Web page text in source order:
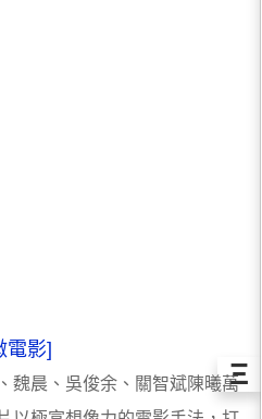
電影]
魏晨、吳俊余、關智斌陳曦萬Ξ